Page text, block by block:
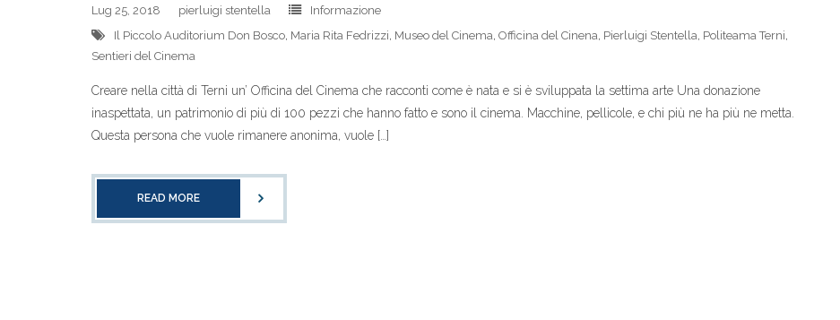
Lug 25, 2018 pierluigi stentella
Informazione
Il Piccolo Auditorium Don Bosco, Maria Rita Fedrizzi, Museo del Cinema, Officina del Cinena, Pierluigi Stentella, Politeama Terni,
Sentieri del Cinema
Creare nella città di Terni un’ Officina del Cinema che racconti come è nata e si è sviluppata la settima arte Una donazione
inaspettata, un patrimonio di più di 100 pezzi che hanno fatto e sono il cinema. Macchine, pellicole, e chi più ne ha più ne metta.
Questa persona che vuole rimanere anonima, vuole […]
READ MORE